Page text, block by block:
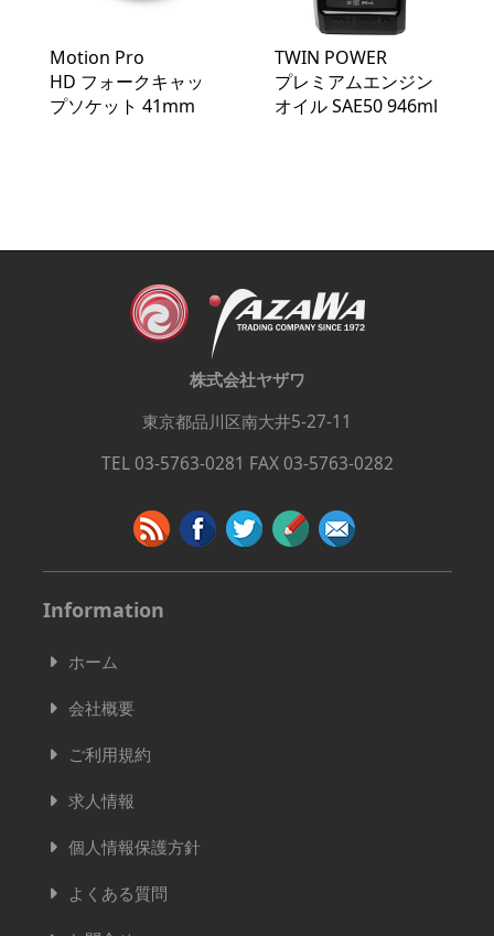
Motion Pro
HD フォークキャッ
プソケット 41mm
TWIN POWER
プレミアムエンジン
オイル SAE50 946ml
株式会社ヤザワ
東京都品川区南大井5-27-11
TEL 03-5763-0281 FAX 03-5763-0282
Information
ホーム
会社概要
ご利用規約
求人情報
個人情報保護方針
よくある質問